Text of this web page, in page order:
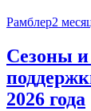
Рамблер2
Сезоны
2026 года